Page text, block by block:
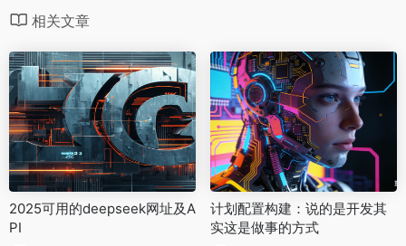
相关文章
2025可用的deepseek网址及A
PI
计划配置构建：说的是开发其
实这是做事的方式